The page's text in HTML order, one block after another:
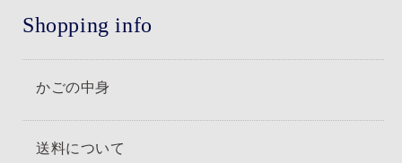
Shopping info
かごの中身
送料について